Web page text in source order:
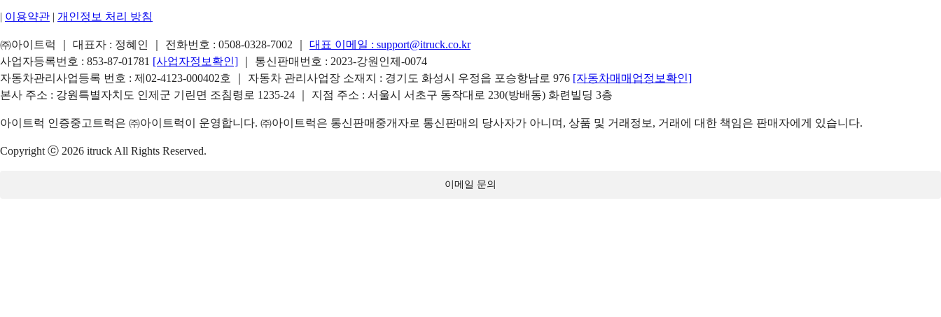
| 이용약관 | 개인정보 처리 방침
㈜아이트럭 ｜ 대표자 : 정혜인 ｜ 전화번호 : 0508-0328-7002 대표 이메일 : support@itruck.co.kr
사업자등록번호 : 853-87-01781 [사업자정보확인]
｜ 통신판매번호 : 2023-강원인제-0074
자동차관리사업등록 번호 : 제02-4123-000402호 ｜ 자동차 관리사업장 소재지 : 경기도 화성시 우정읍 포승항남로 976 [자동차매매업정보확인]
본사 주소 : 강원특별자치도 인제군 기린면 조침령로 1235-24 ｜ 지점 주소 : 서울시 서초구 동작대로 230(방배동) 화련빌딩 3층
아이트럭 인증중고트럭은 ㈜아이트럭이 운영합니다. ㈜아이트럭은 통신판매중개자로 통신판매의 당사자가 아니며, 상품 및 거래정보, 거래에 대한 책임은 판매자에게 있습니다.
Copyright ⓒ 2026 itruck All Rights Reserved.
이메일 문의